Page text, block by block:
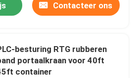
Contacteer ons
besturing RTG rubberen
portaalkraan voor 40ft
container